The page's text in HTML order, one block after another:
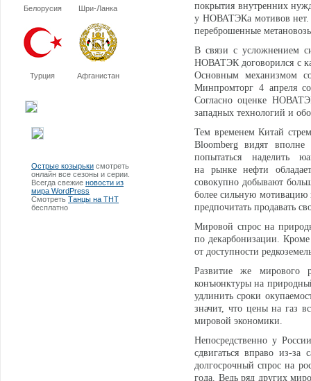
Белорусия Шри-Ланка
Турция Афганистан
Острые козырьки смотреть
онлайн все сезоны и серии.
Всегда свежие новости из
мира WordPress
Смотреть Танцы на ТНТ
бесплатно
покрытия внутренних
у НОВАТЭКа мотивов нет.
переброшенные
В связи с усложнением
НОВАТЭК договорился с
Основным механизмом
Минпромторг 4 апреля
Согласно оценке
западных технологий и
Тем временем Китай
Bloomberg видят
попытаться наделить
на рынке нефти
совокупно добывают
более сильную
предпочитать продавать
Мировой спрос на
по декарбонизации. Кроме
от доступности
Развитие же мирового
конъюнктуры на
удлинить сроки
значит, что цены на газ
мировой экономики.
Непосредственно у
сдвигаться вправо из-
долгосрочный спрос на
года. Ведь ряд других